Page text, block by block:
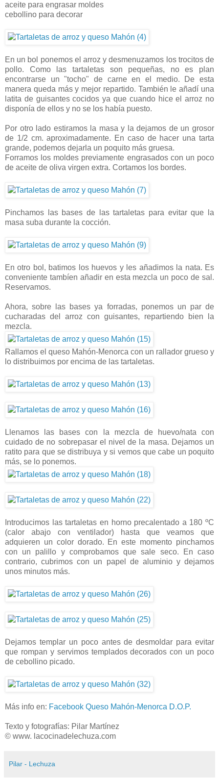
aceite para engrasar moldes
cebollino para decorar
En un bol ponemos el arroz y desmenuzamos los trocitos de
pollo. Como las tartaletas son pequeñas, no es plan
encontrarse un "tocho" de carne en el medio. De esta
manera queda más y mejor repartido. También le añadí una
latita de guisantes cocidos ya que cuando hice el arroz no
disponía de ellos y no se los había puesto.
Por otro lado estiramos la masa y la dejamos de un grosor
de 1/2 cm. aproximadamente. En caso de hacer una tarta
grande, podemos dejarla un poquito más gruesa.
Forramos los moldes previamente engrasados con un poco
de aceite de oliva virgen extra. Cortamos los bordes.
Pinchamos las bases de las tartaletas para evitar que la
masa suba durante la cocción.
En otro bol, batimos los huevos y les añadimos la nata. Es
conveniente tambíen añadir en esta mezcla un poco de sal.
Reservamos.
Ahora, sobre las bases ya forradas, ponemos un par de
cucharadas del arroz con guisantes, repartiendo bien la
mezcla.
Rallamos el queso Mahón-Menorca con un rallador grueso y
lo distribuimos por encima de las tartaletas.
Llenamos las bases con la mezcla de huevo/nata con
cuidado de no sobrepasar el nivel de la masa. Dejamos un
ratito para que se distribuya y si vemos que cabe un poquito
más, se lo ponemos.
Introducimos las tartaletas en horno precalentado a 180 ºC
(calor abajo con ventilador) hasta que veamos que
adquieren un color dorado. En este momento pinchamos
con un palillo y comprobamos que sale seco. En caso
contrario, cubrimos con un papel de aluminio y dejamos
unos minutos más.
Dejamos templar un poco antes de desmoldar para evitar
que rompan y servimos templados decorados con un poco
de cebollino picado.
Más info en: Facebook Queso Mahón-Menorca D.O.P.
Texto y fotografías: Pilar Martínez
© www. lacocinadelechuza.com
Pilar - Lechuza